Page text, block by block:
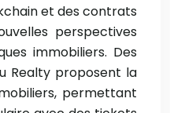
et des contrats
perspectives
immobiliers. Des
Realty proposent la
permettant